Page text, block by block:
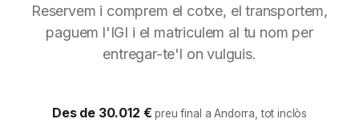
Reservem i comprem el cotxe, el transportem,
paguem l'IGI i el matriculem al tu nom per
entregar-te'l on vulguis.
Des de 30.012 €preu final a Andorra, tot inclòs